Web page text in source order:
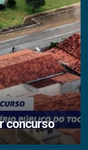
concurso